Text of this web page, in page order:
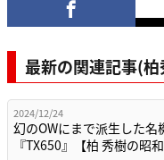
最新の関連記事(
2024/12/24
幻のOWにまで派生した名
『TX650』【柏 秀樹の昭